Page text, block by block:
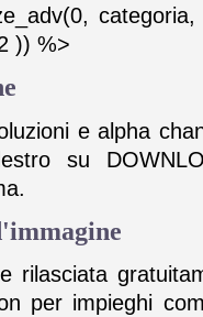
)) %>
e alpha
su
rilasciata
per impieghi